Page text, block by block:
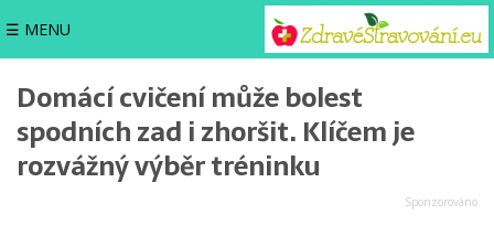
☰ MENU
Domácí cvičení může bolest
spodních zad i zhoršit. Klíčem je
rozvážný výběr tréninku